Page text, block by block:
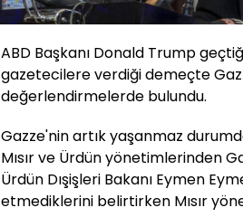
ABD Başkanı Donald Trump
gazetecilere verdiği demeçte
değerlendirmelerde bulundu.
Gazze'nin artık yaşanmaz
Mısır ve Ürdün yönetimlerinden
Ürdün Dışişleri Bakanı Eymen
etmediklerini belirtirken Mısır